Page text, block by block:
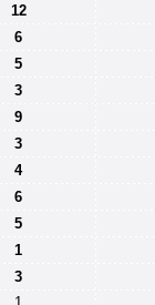
12
6
5
3
9
3
4
6
5
1
3